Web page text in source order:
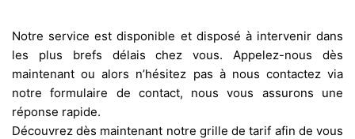
Notre service est disponible et disposé à intervenir dans
les plus brefs délais chez vous. Appelez-nous dès
maintenant ou alors n’hésitez pas à nous contactez via
notre formulaire de contact, nous vous assurons une
réponse rapide.
Découvrez dès maintenant notre grille de tarif afin de vous